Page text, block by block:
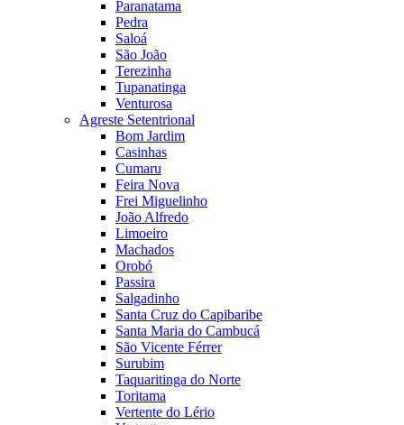
Paranatama
Pedra
Saloá
São João
Terezinha
Tupanatinga
Venturosa
Agreste Setentrional
Bom Jardim
Casinhas
Cumaru
Feira Nova
Frei Miguelinho
João Alfredo
Limoeiro
Machados
Orobó
Passira
Salgadinho
Santa Cruz do Capibaribe
Santa Maria do Cambucá
São Vicente Férrer
Surubim
Taquaritinga do Norte
Toritama
Vertente do Lério